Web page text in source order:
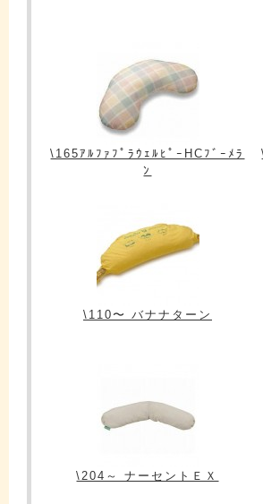
\165ｱﾙﾌｧﾌﾟﾗｳｪﾙﾋﾟｰHCﾌﾞｰﾒﾗ
ﾝ
\110〜 バナナターン
\204～ ナーセントＥＸ